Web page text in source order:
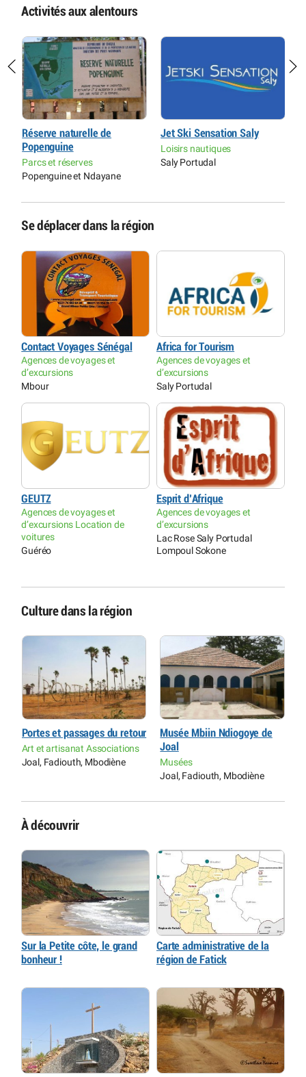
Activités aux alentours
Réserve naturelle de
Popenguine
Parcs et réserves
Popenguine et Ndayane
Jet Ski Sensation Saly
Loisirs nautiques
Saly Portudal
Se déplacer dans la région
Contact Voyages Sénégal
Agences de voyages et
d’excursions
Mbour
Africa for Tourism
Agences de voyages et
d’excursions
Saly Portudal
GEUTZ
Agences de voyages et
d’excursions Location de
voitures
Guéréo
Esprit d’Afrique
Agences de voyages et
d’excursions
Lac Rose Saly Portudal
Lompoul Sokone
Culture dans la région
Portes et passages du retour
Art et artisanat Associations
Joal, Fadiouth, Mbodiène
Musée Mbiin Ndiogoye de
Joal
Musées
Joal, Fadiouth, Mbodiène
À découvrir
Sur la Petite côte, le grand
bonheur !
Carte administrative de la
région de Fatick